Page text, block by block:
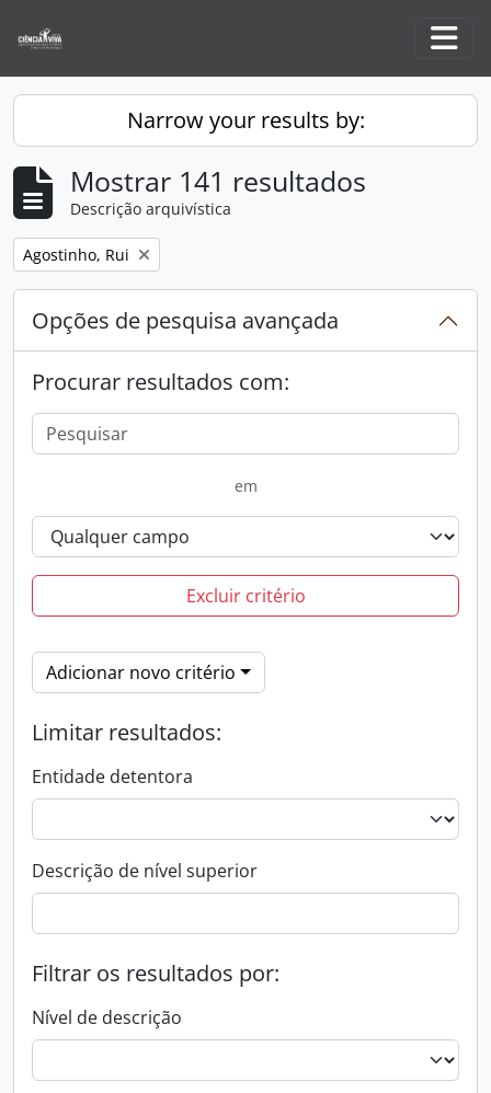
Narrow your results by:
Mostrar 141 resultados
Descrição arquivística
Remove filter:
Agostinho, Rui
Opções de pesquisa avançada
Procurar resultados com:
em
Excluir critério
Adicionar novo critério
Limitar resultados:
Entidade detentora
Descrição de nível superior
Filtrar os resultados por:
Nível de descrição